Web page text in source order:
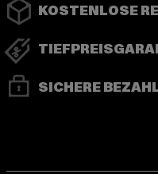
KOSTENLOSE
SICHERE